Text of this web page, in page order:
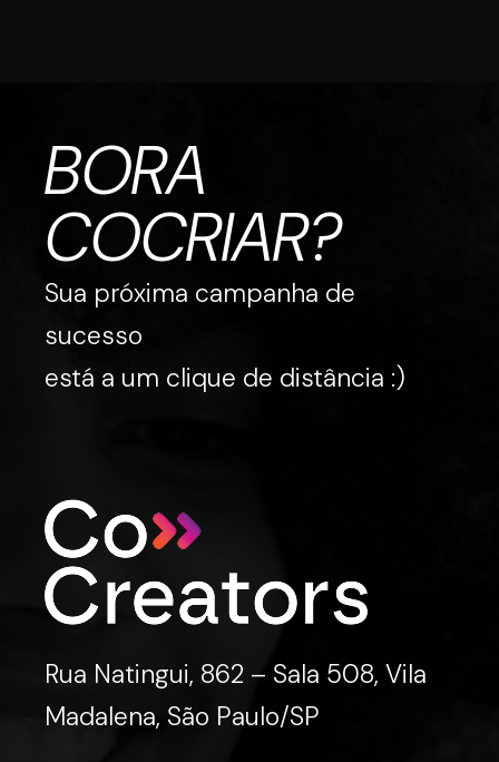
BORA
COCRIAR?
Sua próxima campanha de
sucesso
está a um clique de distância :)
Rua Natingui, 862 – Sala 508, Vila
Madalena, São Paulo/SP